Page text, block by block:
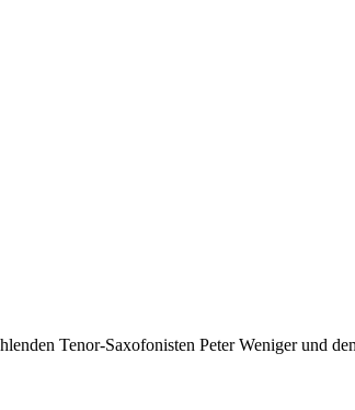
Tenor-Saxofonisten Peter Weniger und